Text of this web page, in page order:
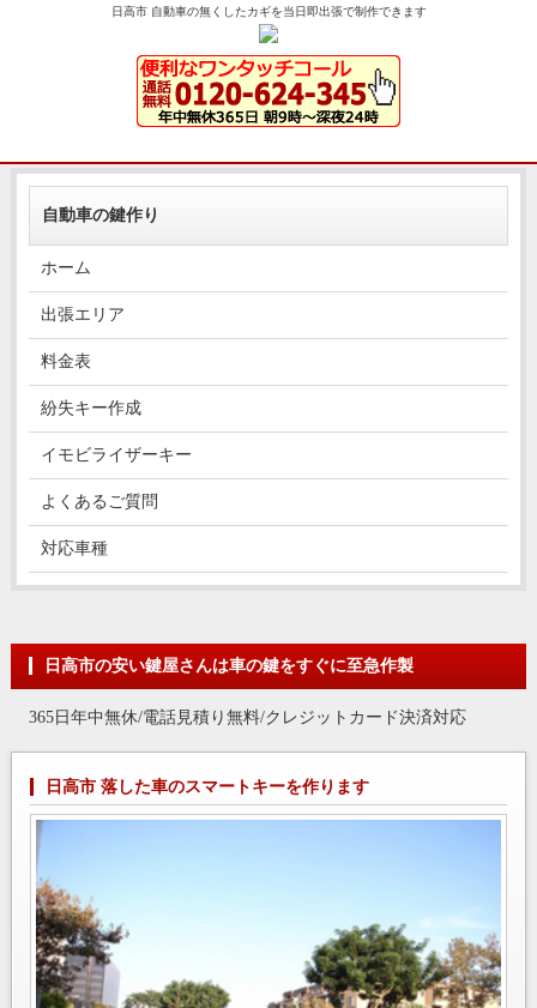
日高市 自動車の無くしたカギを当日即出張で制作できます
日高市の安い鍵屋さんは車の鍵をすぐに至急作製
365日年中無休/電話見積り無料/クレジットカード決済対応
日高市 落した車のスマートキーを作ります
自動車の鍵作り
ホーム
出張エリア
料金表
紛失キー作成
イモビライザーキー
よくあるご質問
対応車種